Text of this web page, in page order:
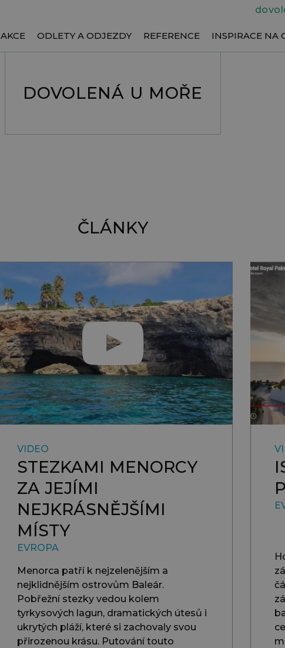
AKCE ODLETY A ODJEZDY REFERENCE INSPIRACE NA
DOVOLENÁ U MOŘE
ČLÁNKY
VIDEO
STEZKAMI MENORCY
ZA JEJÍMI
NEJKRÁSNĚJŠÍMI
MÍSTY
EVROPA
Menorca patří k nejzelenějším a
nejklidnějším ostrovům Baleár.
Pobřežní stezky vedou kolem
tyrkysových lagun, dramatických útesů i
ukrytých pláží, které si zachovaly svou
přirozenou krásu. Putování touto